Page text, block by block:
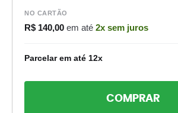
NO CARTÃO
R$ 140,00 em até 2x sem juros
Parcelar em até 12x
COMPRAR